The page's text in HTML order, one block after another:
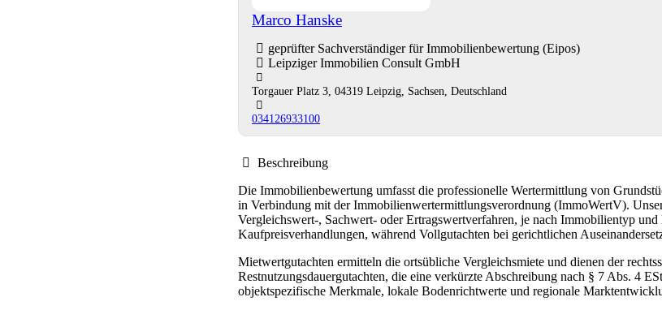
Marco Hanske
geprüfter Sachverständiger für Immobilienbewertung (Eipos)
Leipziger Immobilien Consult GmbH
Torgauer Platz 3, 04319 Leipzig, Sachsen, Deutschland
034126933100
Beschreibung
Die Immobilienbewertung umfasst die professionelle Wertermittlung von
in Verbindung mit der Immobilienwertermittlungsverordnung (ImmoWertV).
Vergleichswert-, Sachwert- oder Ertragswertverfahren, je nach Immobilientyp
Kaufpreisverhandlungen, während Vollgutachten bei gerichtlichen
Mietwertgutachten ermitteln die ortsübliche Vergleichsmiete und dienen der
Restnutzungsdauergutachten, die eine verkürzte Abschreibung nach § 7 Abs. 4
objektspezifische Merkmale, lokale Bodenrichtwerte und regionale